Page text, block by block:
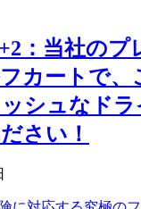
：当社のプ
カートで、
シュなド
さい！